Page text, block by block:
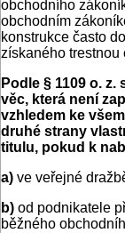
obchodního
obchodním
konstrukce často
získaného trestnou
Podle § 1109 o.
věc, která není
vzhledem ke
druhé strany
titulu, pokud k
a) ve veřejné
b) od podnikatele
běžného